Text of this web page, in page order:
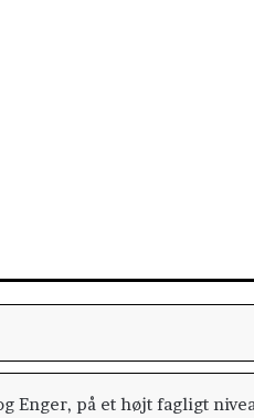
Enger, på et højt fagligt